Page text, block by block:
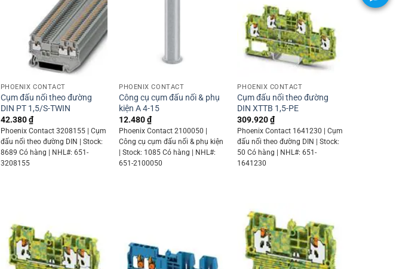
PHOENIX CONTACT
Cụm đấu nối theo đường
DIN PT 1,5/S-TWIN
42.380₫
Phoenix Contact 3208155 | Cụm
đấu nối theo đường DIN | Stock:
8689 Có hàng | NHL#: 651-
3208155
PHOENIX CONTACT
Công cụ cụm đấu nối & phụ
kiện A 4-15
12.480₫
Phoenix Contact 2100050 |
Công cụ cụm đấu nối & phụ kiện
| Stock: 1085 Có hàng | NHL#:
651-2100050
PHOENIX CONTACT
Cụm đấu nối theo đường
DIN XTTB 1,5-PE
309.920₫
Phoenix Contact 1641230 | Cụm
đấu nối theo đường DIN | Stock:
50 Có hàng | NHL#: 651-
1641230